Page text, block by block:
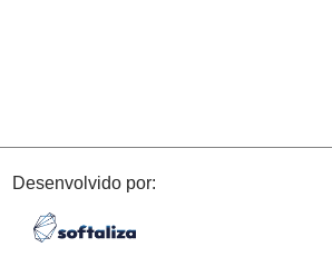
Desenvolvido por: